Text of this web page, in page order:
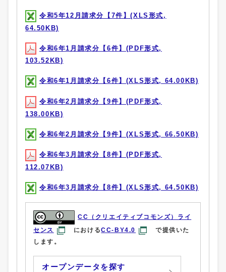
令和5年12月請求分【7件】(XLS形式,
64.50KB)
令和6年1月請求分【6件】(PDF形式,
103.52KB)
令和6年1月請求分【6件】(XLS形式, 64.00KB)
令和6年2月請求分【9件】(PDF形式,
138.00KB)
令和6年2月請求分【9件】(XLS形式, 66.50KB)
令和6年3月請求分【8件】(PDF形式,
112.07KB)
令和6年3月請求分【8件】(XLS形式, 64.50KB)
CC（クリエイティブコモンズ）ライ
センス
におけるCC-BY4.0
で提供いた
します。
オープンデータを探す